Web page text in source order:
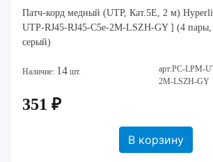
Патч-корд медный (UTP, Кат.5E, 2 м)
UTP-RJ45-RJ45-C5e-2M-LSZH-GY ] (4
серый)
Наличие: 14 шт.
арт:PC-LPM-
2M-LSZH-GY
351 ₽
В корзину